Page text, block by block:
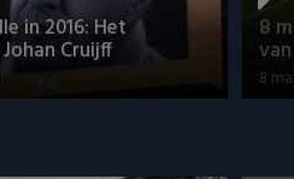
in 2016: Het
Cruijff
8
8